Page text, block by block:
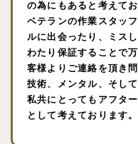
の為にもあると考えてお
ベテランの作業スタッ
ルに出会ったり、ミス
わたり保証することで
客様よりご連絡を頂き
技術、メンタル、そし
私共にとってもアフタ
として考えております。